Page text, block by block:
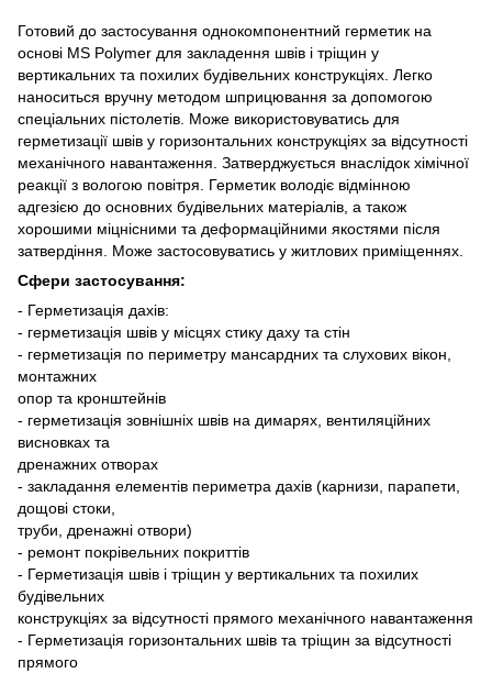
Готовий до застосування однокомпонентний герметик на
основі MS Polymer для закладення швів і тріщин у
вертикальних та похилих будівельних конструкціях. Легко
наноситься вручну методом шприцювання за допомогою
спеціальних пістолетів. Може використовуватись для
герметизації швів у горизонтальних конструкціях за відсутності
механічного навантаження. Затверджується внаслідок хімічної
реакції з вологою повітря. Герметик володіє відмінною
адгезією до основних будівельних матеріалів, а також
хорошими міцнісними та деформаційними якостями після
затвердіння. Може застосовуватись у житлових приміщеннях.
Сфери застосування:
- Герметизація дахів:
- герметизація швів у місцях стику даху та стін
- герметизація по периметру мансардних та слухових вікон,
монтажних
опор та кронштейнів
- герметизація зовнішніх швів на димарях, вентиляційних
висновках та
дренажних отворах
- закладання елементів периметра дахів (карнизи, парапети,
дощові стоки,
труби, дренажні отвори)
- ремонт покрівельних покриттів
- Герметизація швів і тріщин у вертикальних та похилих
будівельних
конструкціях за відсутності прямого механічного навантаження
- Герметизація горизонтальних швів та тріщин за відсутності
прямого